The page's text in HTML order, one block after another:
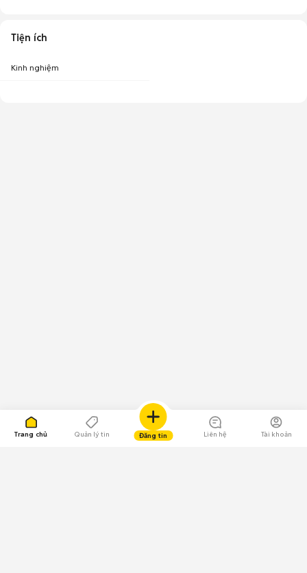
Trang chủ Quản lý tin Đăng tin Liên hệ Tài khoản
Tiện ích
Kinh nghiệm